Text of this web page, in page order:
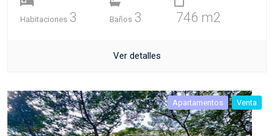
Habitaciones 3 Baños 3 746 m2
Ver detalles
Apartamentos Venta